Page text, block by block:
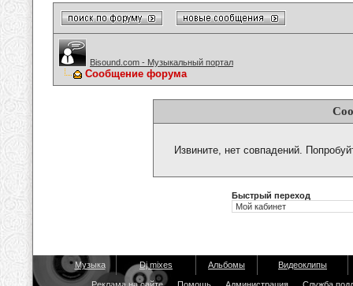
Bisound.com - Музыкальный портал
Сообщение форума
Извините, нет совпадений.
Быстрый переход
Музыка Dj mixes Альбомы Видеоклипы